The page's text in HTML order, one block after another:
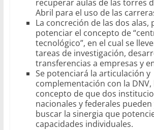
recuperar aulas de las torres
Abril para el uso de las
La concreción de las dos alas,
potenciar el concepto de
tecnológico”, en el cual se
tareas de investigación,
transferencias a empresas y
Se potenciará la articulación y
complementación con la DNV,
concepto de que dos
nacionales y federales pueden
buscar la sinergia que
capacidades individuales.